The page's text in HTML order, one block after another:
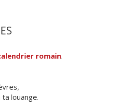
romain.
louange.